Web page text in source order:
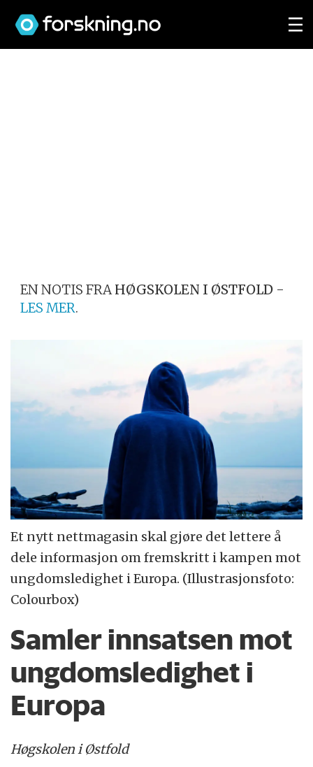
EN NOTIS FRAHØGSKOLEN I ØSTFOLD -
LES MER.
Et nytt nettmagasin skal gjøre det lettere å
dele informasjon om fremskritt i kampen mot
ungdomsledighet i Europa. (Illustrasjonsfoto:
Colourbox)
Samler innsatsen mot
ungdomsledighet i
Europa
Høgskolen i Østfold